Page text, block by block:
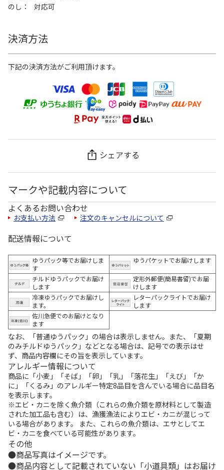
のし
対応可
決済方法
下記の決済方法がご利用頂けます。
シェアする
マークや記載内容について
よくあるお問い合わせ
お支払い方法 注文のキャンセルについて
配送情報について
ゆうパック等でお届けしま
す
ゆうパケットでお届けします
チルドゆうパックでお届け
します
定形外郵便(簡易書留)でお届
けします
冷凍ゆうパックでお届けし
ます。
レターパックライトでお届け
します
佐川急便でのお届けとなり
ます
なお、「普通ゆうパック」の場合は表示しません。また、「夏期
のみチルドゆうパック」などとなる場合は、記号での表示はせ
ず、商品内容欄にその旨を表示しています。
アレルギー情報について
商品に「小麦」「そば」「卵」「乳」「落花生」「えび」「か
に」「くるみ」のアレルギー特定8品目を含んでいる場合に品目名
を表示します。
※エビ・カニを除く魚介類（これらの魚介類を原材料として製造
された加工品も含む）は、漁獲漁法によりエビ・カニが混じって
いる場合があります。 また、これらの魚介類は、エサとしてエ
ビ・カニを食べている可能性があります。
その他
商品写真はイメージです。
商品内容として記載されていない「小道具類」はお届け